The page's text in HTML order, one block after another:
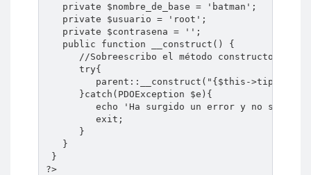
private $nombre_de_base = 'batman';
private $usuario = 'root';
private $contrasena = '';
public function __construct() {
//Sobreescribo el método constructor de la
try{
parent::__construct("{$this-
}catch(PDOException $e){
echo 'Ha surgido un error y no se puede
exit;
}
}
}
?>